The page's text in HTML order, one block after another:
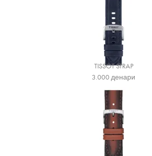
TISSOT STRAP
3.000денари